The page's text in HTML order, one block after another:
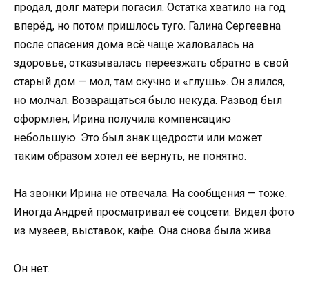
продал, долг матери погасил. Остатка хватило на год
вперёд, но потом пришлось туго. Галина Сергеевна
после спасения дома всё чаще жаловалась на
здоровье, отказывалась переезжать обратно в свой
старый дом — мол, там скучно и «глушь». Он злился,
но молчал. Возвращаться было некуда. Развод был
оформлен, Ирина получила компенсацию
небольшую. Это был знак щедрости или может
таким образом хотел её вернуть, не понятно.
На звонки Ирина не отвечала. На сообщения — тоже.
Иногда Андрей просматривал её соцсети. Видел фото
из музеев, выставок, кафе. Она снова была жива.
Он нет.